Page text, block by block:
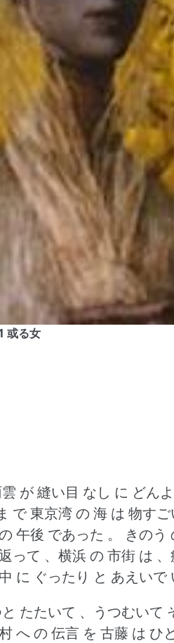
或る女
が 縫い目 なし に どん
で 東京湾 の 海 は 物す
午後 であった 。
きのう
って 、横浜 の 市街 は
に ぐったり と あえいで
たたいて 、うつむいて
へ の 伝言 を 古藤 は ひ